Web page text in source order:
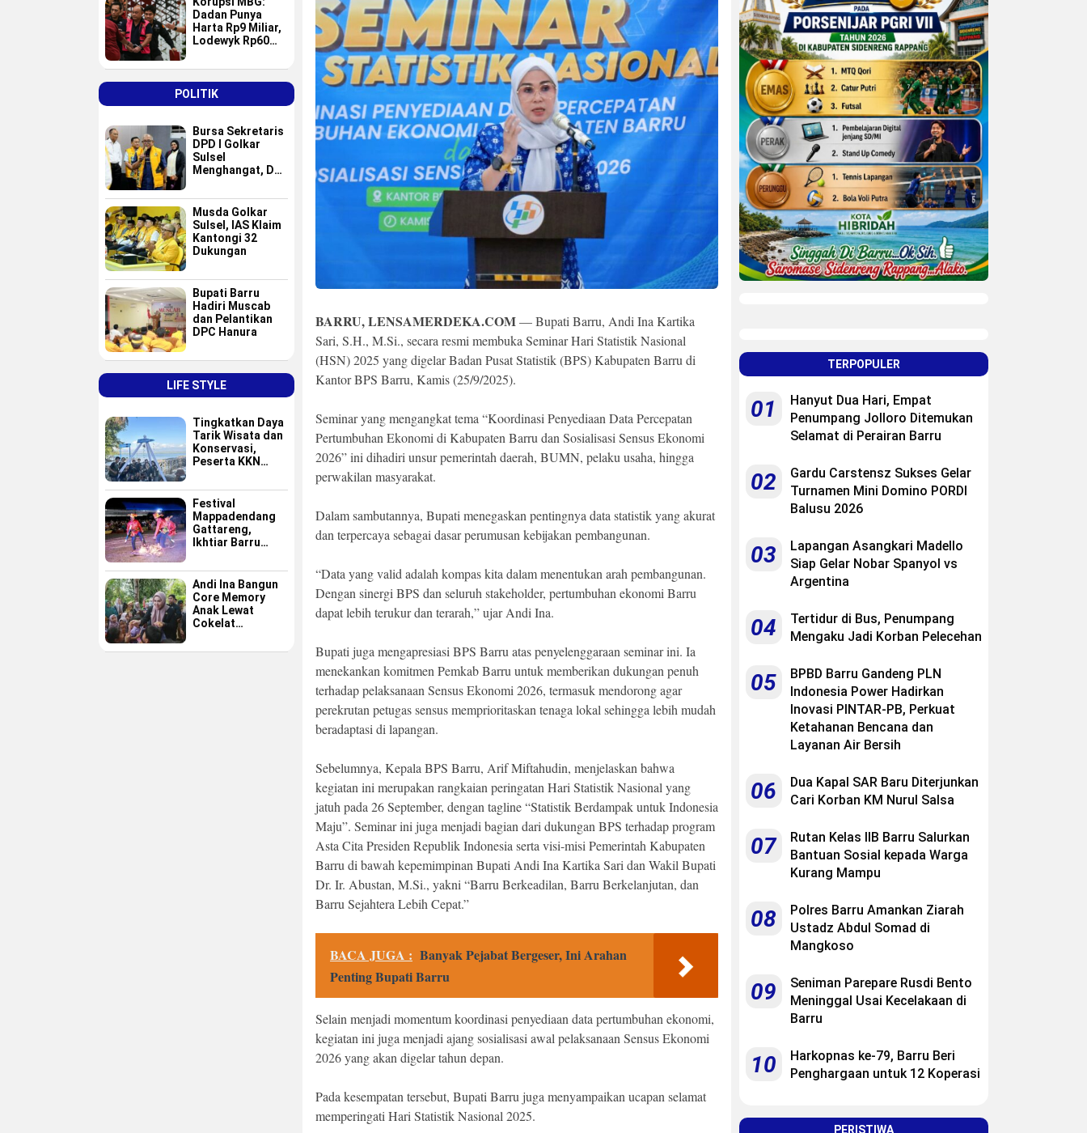
Dadan Punya
Harta Rp9 Miliar,
Lodewyk Rp60
POLITIK
Bursa Sekretaris
DPD I Golkar
Sulsel
Menghangat, Dua
Masuk Radar Tim
Formatur IAS
Musda Golkar
Sulsel, IAS Klaim
Kantongi 32
Dukungan
Bupati Barru
Hadiri Muscab
dan Pelantikan
DPC Hanura
LIFE STYLE
Tingkatkan Daya
Tarik Wisata dan
Konservasi,
Peserta KKN
Persembahkan
Spot Foto
Instagramable di
Pulau Pannikiang
Festival
Mappadendang
Gattareng,
Ikhtiar Barru
Budaya sebagai
Destinasi Wisata
Andi Ina Bangun
Core Memory
Anak Lewat
Cokelat
BARRU, LENSAMERDEKA.COM— Bupati Barru, Andi Ina Kartika
Sari, S.H., M.Si., secara resmi membuka Seminar Hari Statistik Nasional
(HSN) 2025 yang digelar Badan Pusat Statistik (BPS) Kabupaten Barru di
Kantor BPS Barru, Kamis (25/9/2025).
Seminar yang mengangkat tema “Koordinasi Penyediaan Data Percepatan
Pertumbuhan Ekonomi di Kabupaten Barru dan Sosialisasi Sensus Ekonomi
2026” ini dihadiri unsur pemerintah daerah, BUMN, pelaku usaha, hingga
perwakilan masyarakat.
Dalam sambutannya, Bupati menegaskan pentingnya data statistik yang akurat
dan terpercaya sebagai dasar perumusan kebijakan pembangunan.
“Data yang valid adalah kompas kita dalam menentukan arah pembangunan.
Dengan sinergi BPS dan seluruh stakeholder, pertumbuhan ekonomi Barru
dapat lebih terukur dan terarah,” ujar Andi Ina.
Bupati juga mengapresiasi BPS Barru atas penyelenggaraan seminar ini. Ia
menekankan komitmen Pemkab Barru untuk memberikan dukungan penuh
terhadap pelaksanaan Sensus Ekonomi 2026, termasuk mendorong agar
perekrutan petugas sensus memprioritaskan tenaga lokal sehingga lebih mudah
beradaptasi di lapangan.
Sebelumnya, Kepala BPS Barru, Arif Miftahudin, menjelaskan bahwa
kegiatan ini merupakan rangkaian peringatan Hari Statistik Nasional yang
jatuh pada 26 September, dengan tagline “Statistik Berdampak untuk Indonesia
Maju”. Seminar ini juga menjadi bagian dari dukungan BPS terhadap program
Asta Cita Presiden Republik Indonesia serta visi-misi Pemerintah Kabupaten
Barru di bawah kepemimpinan Bupati Andi Ina Kartika Sari dan Wakil Bupati
Dr. Ir. Abustan, M.Si., yakni “Barru Berkeadilan, Barru Berkelanjutan, dan
Barru Sejahtera Lebih Cepat.”
BACA JUGA : Banyak Pejabat Bergeser, Ini Arahan
Penting Bupati Barru
Selain menjadi momentum koordinasi penyediaan data pertumbuhan ekonomi,
kegiatan ini juga menjadi ajang sosialisasi awal pelaksanaan Sensus Ekonomi
2026 yang akan digelar tahun depan.
Pada kesempatan tersebut, Bupati Barru juga menyampaikan ucapan selamat
memperingati Hari Statistik Nasional 2025.
TERPOPULER
01
Hanyut Dua Hari, Empat
Penumpang Jolloro Ditemukan
Selamat di Perairan Barru
02
Gardu Carstensz Sukses Gelar
Turnamen Mini Domino PORDI
Balusu 2026
03
Lapangan Asangkari Madello
Siap Gelar Nobar Spanyol vs
Argentina
04
Tertidur di Bus, Penumpang
Mengaku Jadi Korban Pelecehan
05
BPBD Barru Gandeng PLN
Indonesia Power Hadirkan
Inovasi PINTAR-PB, Perkuat
Ketahanan Bencana dan
Layanan Air Bersih
06
Dua Kapal SAR Baru Diterjunkan
Cari Korban KM Nurul Salsa
07
Rutan Kelas IIB Barru Salurkan
Bantuan Sosial kepada Warga
Kurang Mampu
08
Polres Barru Amankan Ziarah
Ustadz Abdul Somad di
Mangkoso
09
Seniman Parepare Rusdi Bento
Meninggal Usai Kecelakaan di
Barru
10
Harkopnas ke-79, Barru Beri
Penghargaan untuk 12 Koperasi
PERISTIWA